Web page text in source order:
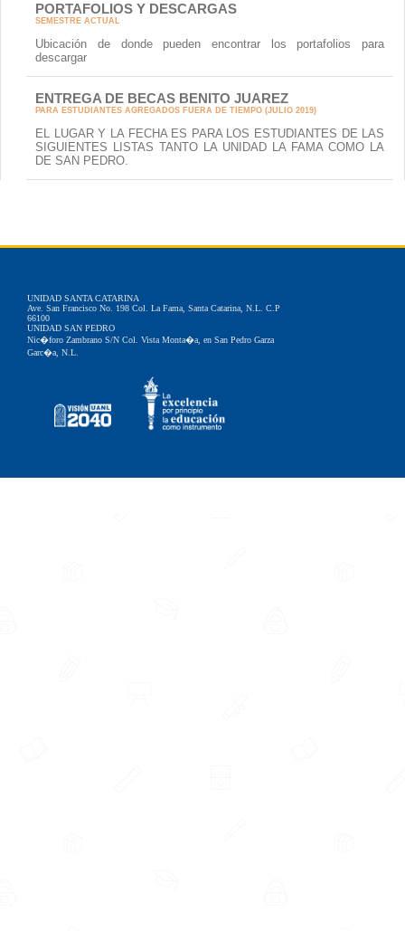
PORTAFOLIOS Y DESCARGAS
SEMESTRE ACTUAL
Ubicación de donde pueden encontrar los portafolios para
descargar
ENTREGA DE BECAS BENITO JUAREZ
PARA ESTUDIANTES AGREGADOS FUERA DE TIEMPO (JULIO 2019)
EL LUGAR Y LA FECHA ES PARA LOS ESTUDIANTES DE LAS
SIGUIENTES LISTAS TANTO LA UNIDAD LA FAMA COMO LA
DE SAN PEDRO.
UNIDAD SANTA CATARINA
Ave. San Francisco No. 198 Col. La Fama, Santa Catarina, N.L. C.P
66100
UNIDAD SAN PEDRO
Nic�foro Zambrano S/N Col. Vista Monta�a, en San Pedro Garza
Garc�a, N.L.